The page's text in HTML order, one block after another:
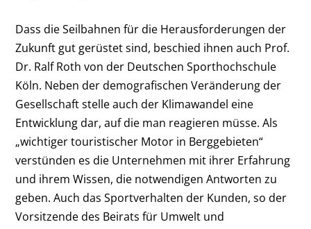
Dass die Seilbahnen für die Herausforderungen der
Zukunft gut gerüstet sind, beschied ihnen auch Prof.
Dr. Ralf Roth von der Deutschen Sporthochschule
Köln. Neben der demografischen Veränderung der
Gesellschaft stelle auch der Klimawandel eine
Entwicklung dar, auf die man reagieren müsse. Als
„wichtiger touristischer Motor in Berggebieten“
verstünden es die Unternehmen mit ihrer Erfahrung
und ihrem Wissen, die notwendigen Antworten zu
geben. Auch das Sportverhalten der Kunden, so der
Vorsitzende des Beirats für Umwelt und